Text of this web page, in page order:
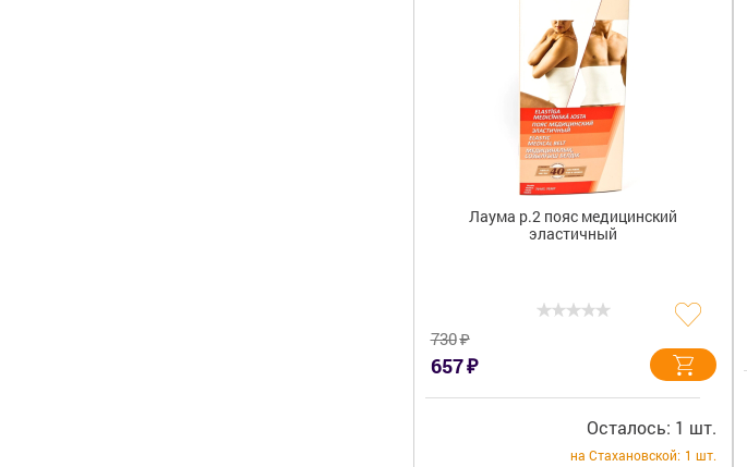
Лаума р.2 пояс медицинский
эластичный
730₽
657₽
Осталось: 1 шт.
на Стахановской: 1 шт.